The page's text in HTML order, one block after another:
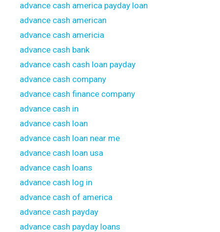
advance cash america payday loan
advance cash american
advance cash americia
advance cash bank
advance cash cash loan payday
advance cash company
advance cash finance company
advance cash in
advance cash loan
advance cash loan near me
advance cash loan usa
advance cash loans
advance cash log in
advance cash of america
advance cash payday
advance cash payday loans